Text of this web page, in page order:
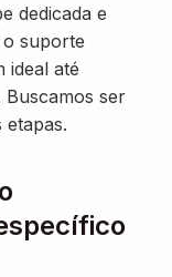
dedicada e
suporte
ideal até
ser